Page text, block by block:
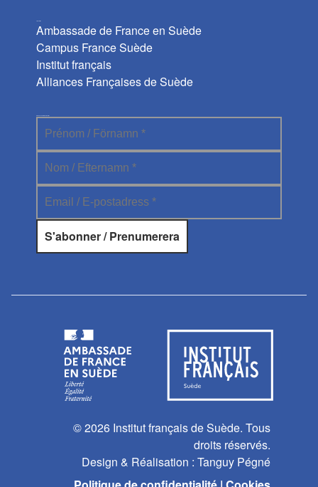
Ambassade de France en Suède
Campus France Suède
Institut français
Alliances Françaises de Suède
© 2026 Institut français de Suède. Tous
droits réservés.
Design & Réalisation : Tanguy Pégné